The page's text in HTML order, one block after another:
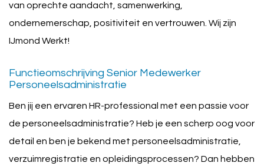
van oprechte aandacht, samenwerking,
ondernemerschap, positiviteit en vertrouwen. Wij zijn
IJmond Werkt!
Functieomschrijving Senior Medewerker
Personeelsadministratie
Ben jij een ervaren HR-professional met een passie voor
de personeelsadministratie? Heb je een scherp oog voor
detail en ben je bekend met personeelsadministratie,
verzuimregistratie en opleidingsprocessen? Dan hebben